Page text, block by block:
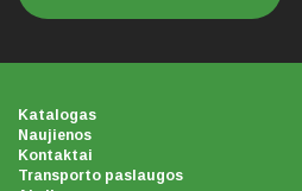
Katalogas
Naujienos
Kontaktai
Transporto paslaugos